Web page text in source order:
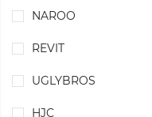
NAROO
REVIT
UGLYBROS
HJC